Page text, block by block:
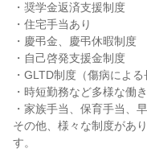
・奨学金返済支援制度
・住宅手当あり
・慶弔金、慶弔休暇制度
・自己啓発支援金制度
・GLTD制度（傷病によ
・時短勤務など多様な働
・家族手当、保育手当、
その他、様々な制度があ
す。